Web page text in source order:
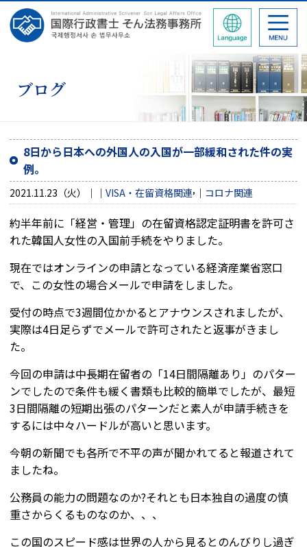
ブログ
8日から日本への外国人の入国が一部緩和された件の実
例。
2021.11.23（火） VISA・在留資格関連, コロナ関連
約半年前に「経営・管理」の在留資格認定証明書を許可さ
れた韓国人女性の入国前手続をやりました。
現在ではオンラインの申請となっている経済産業省窓口
で、この女性の場合メールで申請をしました。
受付の時点で3週間位かかるとアナウンスされましたが、
実際は4日足らずでメールで許可されたと返事がきまし
た。
今回の申請は中長期在留者の「14日間隔離あり」のパター
ンでしたので条件も緩く書類も比較的簡単でしたが、最短
3日間隔離の短期出張のパターンだと素人が申請手続きを
するには中々ハードルが高いと思います。
今朝の新聞でも各所で不平の声が聞かれてると報道されて
ましたね。
公務員の能力の問題なのか?それとも日本独自の過度の慎
重さからくるものなのか、、、
この国のスピード感は世界の人から見るとのんびりし過ぎ